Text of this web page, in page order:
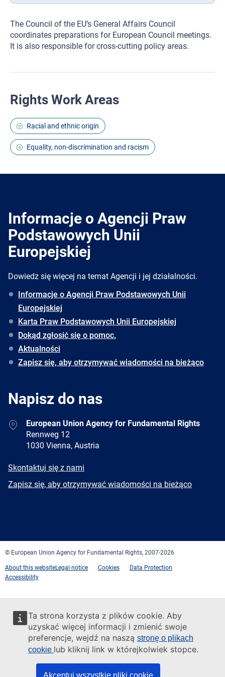
Ta strona korzysta z plików cookie. Aby
uzyskać więcej informacji i zmienić swoje
preferencje, wejdź na naszą stronę o plikach
cookie lub kliknij link w którejkolwiek stopce.
Akceptuj wszystkie pliki cookie
The Council of the EU’s General Affairs Council
coordinates preparations for European Council meetings.
It is also responsible for cross-cutting policy areas.
Rights Work Areas
Racial and ethnic origin
Equality, non-discrimination and racism
Informacje o Agencji Praw
Podstawowych Unii
Europejskiej
Dowiedz się więcej na temat Agencji i jej działalności.
Informacje o Agencji Praw Podstawowych Unii
Europejskiej
Karta Praw Podstawowych Unii Europejskiej
Dokąd zgłosić się o pomoc.
Aktualności
Zapisz się, aby otrzymywać wiadomości na bieżąco
Napisz do nas
AddressEuropean Union Agency for Fundamental Rights
Rennweg 12
1030 Vienna, Austria
E-
Skontaktuj się z nami
Newsletter
Zapisz się, aby otrzymywać wiadomości na bieżąco
© European Union Agency for Fundamental Rights, 2007-2026
About this websiteLegal notice Cookies
Data Protection
Accessibility